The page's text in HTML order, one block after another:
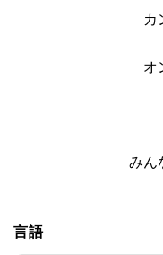
カ
オ
みん
言語